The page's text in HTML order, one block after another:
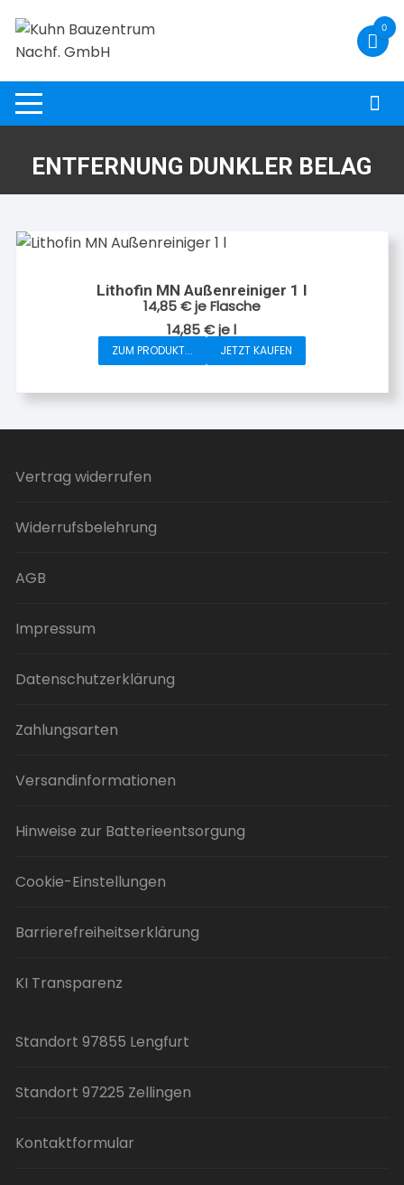
Inhalt
springen
0
ENTFERNUNG DUNKLER BELAG
Lithofin MN Außenreiniger 1 l
14,85€je Flasche
14,85€jel
ZUM PRODUKT... JETZT KAUFEN
Vertrag widerrufen
Widerrufsbelehrung
AGB
Impressum
Datenschutzerklärung
Zahlungsarten
Versandinformationen
Hinweise zur Batterieentsorgung
Cookie-Einstellungen
Barrierefreiheitserklärung
KI Transparenz
Standort 97855 Lengfurt
Standort 97225 Zellingen
Kontaktformular